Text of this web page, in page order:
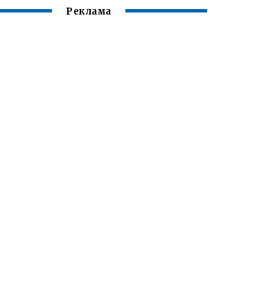
Реклама